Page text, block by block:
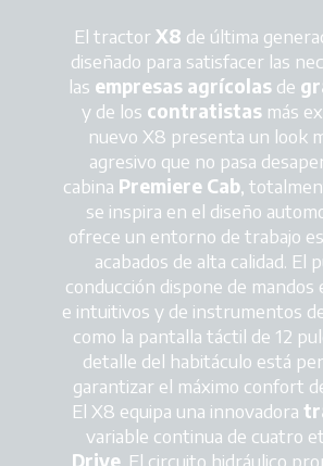
El tractorX8 de última
diseñado para satisfacer las
las empresas agrícolasde
y de los contratistasmás
nuevo X8 presenta un look
agresivo que no pasa
cabina Premiere Cab,
se inspira en el diseño
ofrece un entorno de trabajo
acabados de alta calidad. El
conducción dispone de mandos
e intuitivos y de instrumentos
como la pantalla táctil de 12
detalle del habitáculo está
garantizar el máximo confort
El X8 equipa una innovadora
variable continua de cuatro
Drive. El circuito hidráulico